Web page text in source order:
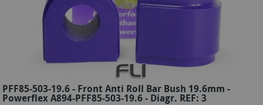
PFF85-503-19.6 - Front Anti Roll Bar Bush 19.6mm -
Powerflex A894-PFF85-503-19.6 - Diagr. REF: 3